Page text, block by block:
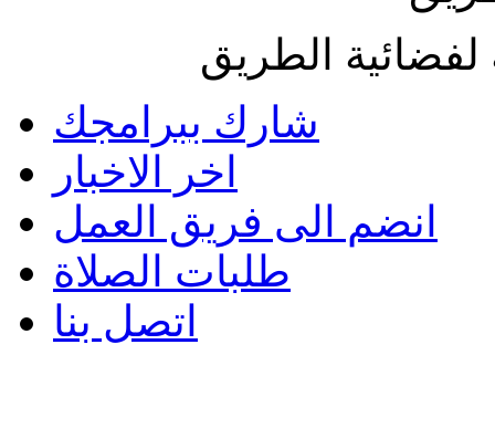
الطريق
شارك ببرامجك
اخر الاخبار
انضم الى فريق العمل
طلبات الصلاة
اتصل بنا